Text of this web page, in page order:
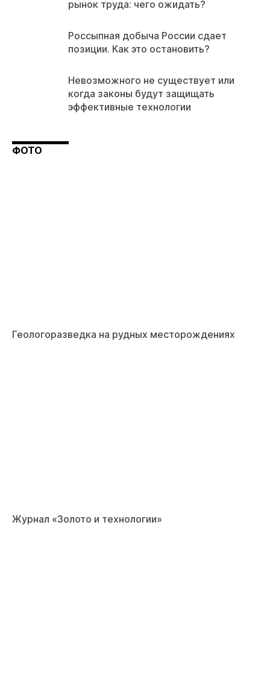
рынок труда: чего ожидать?
Россыпная добыча России сдает
позиции. Как это остановить?
Невозможного не существует или
когда законы будут защищать
эффективные технологии
ФОТО
Геологоразведка на рудных месторождениях
Журнал «Золото и технологии»